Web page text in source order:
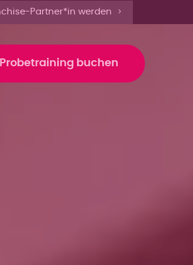
Partner*in werden
Probetraining buchen